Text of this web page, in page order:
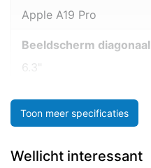
Apple A19 Pro
Beeldscherm diagonaal
6.3"
Toon meer specificaties
Wellicht interessant